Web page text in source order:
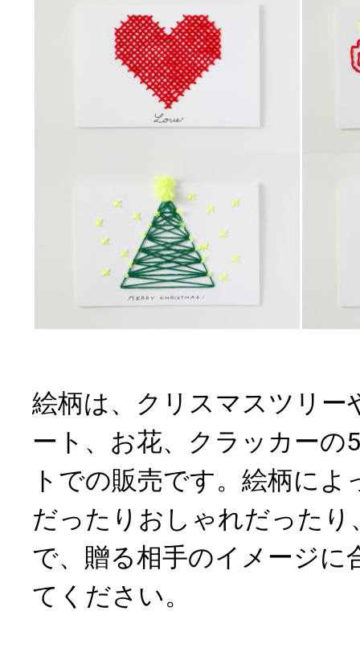
絵柄は、クリスマスツリー
ート、お花、クラッカーの
トでの販売です。絵柄に
だったりおしゃれだったり
で、贈る相手のイメージに
てください。